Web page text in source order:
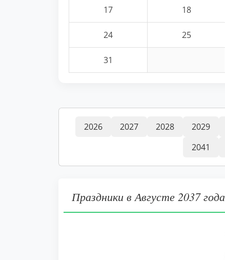
17 18
24 25
31
2026 2027 2028 2029
2041
Праздники в Августе 2037 года